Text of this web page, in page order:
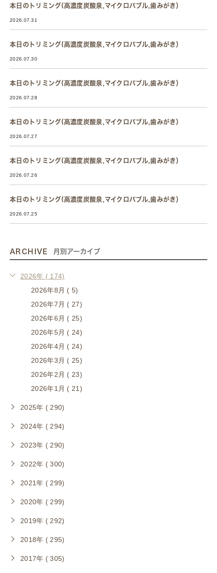
本日のトリミング(高濃度炭酸泉,マイクロバブル,歯みがき）
2026.07.31
本日のトリミング(高濃度炭酸泉,マイクロバブル,歯みがき）
2026.07.30
本日のトリミング(高濃度炭酸泉,マイクロバブル,歯みがき）
2026.07.28
本日のトリミング(高濃度炭酸泉,マイクロバブル,歯みがき）
2026.07.27
本日のトリミング(高濃度炭酸泉,マイクロバブル,歯みがき）
2026.07.26
本日のトリミング(高濃度炭酸泉,マイクロバブル,歯みがき）
2026.07.25
ARCHIVE 月別アーカイブ
2026年 ( 174)
2026年8月 ( 5)
2026年7月 ( 27)
2026年6月 ( 25)
2026年5月 ( 24)
2026年4月 ( 24)
2026年3月 ( 25)
2026年2月 ( 23)
2026年1月 ( 21)
2025年 ( 290)
2024年 ( 294)
2023年 ( 290)
2022年 ( 300)
2021年 ( 299)
2020年 ( 299)
2019年 ( 292)
2018年 ( 295)
2017年 ( 305)